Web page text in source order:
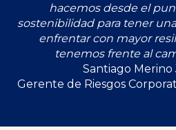
hacemos desde el
sostenibilidad para tener
enfrentar con mayor
tenemos frente al
Santiago Merino
Gerente de Riesgos